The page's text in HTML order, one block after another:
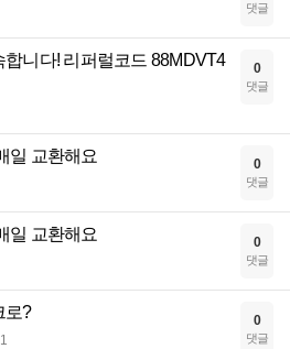
댓글
합니다! 리퍼럴코드 88MDVT4
0
댓글
일 교환해요 0
댓글
일 교환해요 0
댓글
로? 0
댓글